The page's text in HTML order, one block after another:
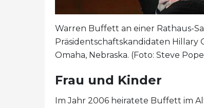
Warren Buffett an einer Rathaus-
Präsidentschaftskandidaten Hillary
Omaha, Nebraska. (Foto: Steve
Frau und Kinder
Im Jahr 2006 heiratete Buffett im